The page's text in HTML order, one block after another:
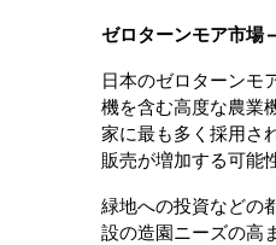
ゼロターンモア市場
日本のゼロターンモ
機を含む高度な農業
家に最も多く採用さ
販売が増加する可能
緑地への投資などの
設の造園ニーズの高